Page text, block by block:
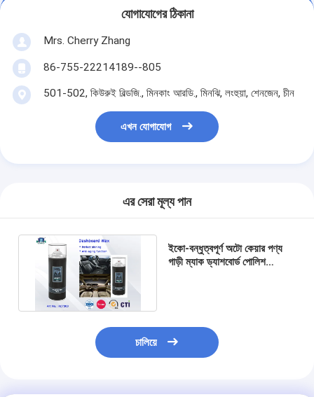
যোগাযোগের ঠিকানা
Mrs. Cherry Zhang
86-755-22214189--805
501-502, কিউরুই বিল্ডজি., মিনকাং আরডি., মিনঝি, লংহুয়া, শেনজেন, চীন
এখন যোগাযোগ
এর সেরা মূল্য পান
ইকো-বন্ধুত্বপূর্ণ অটো কেয়ার পণ্য
গাড়ী ম্যাক ড্যাশবোর্ড পোলিশ
চালিয়ে